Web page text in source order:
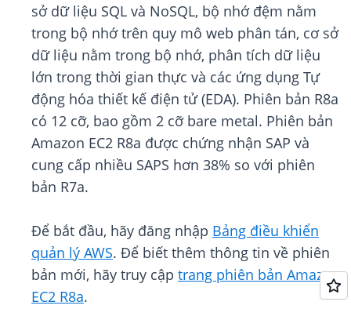
sở dữ liệu SQL và NoSQL, bộ nhớ đệm nằm
trong bộ nhớ trên quy mô web phân tán, cơ sở
dữ liệu nằm trong bộ nhớ, phân tích dữ liệu
lớn trong thời gian thực và các ứng dụng Tự
động hóa thiết kế điện tử (EDA). Phiên bản R8a
có 12 cỡ, bao gồm 2 cỡ bare metal. Phiên bản
Amazon EC2 R8a được chứng nhận SAP và
cung cấp nhiều SAPS hơn 38% so với phiên
bản R7a.
Để bắt đầu, hãy đăng nhập Bảng điều khiển
quản lý AWS. Để biết thêm thông tin về phiên
bản mới, hãy truy cập trang phiên bản Amazon
EC2 R8a.